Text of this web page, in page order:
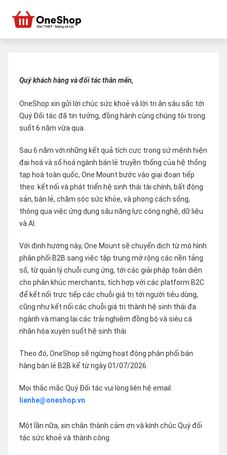
Quý khách hàng và đối tác thân mến,
OneShop xin gửi lời chúc sức khoẻ và lời tri ân sâu sắc tới
Quý Đối tác đã tin tưởng, đồng hành cùng chúng tôi trong
suốt 6 năm vừa qua.
Sau 6 năm với những kết quả tích cực trong sứ mệnh hiện
đại hoá và số hoá ngành bán lẻ truyền thống của hệ thống
tạp hoá toàn quốc, One Mount bước vào giai đoạn tiếp
theo: kết nối và phát triển hệ sinh thái tài chính, bất động
sản, bán lẻ, chăm sóc sức khỏe, và phong cách sống,
thông qua việc ứng dụng sâu năng lực công nghệ, dữ liệu
và AI.
Với định hướng này, One Mount sẽ chuyển dịch từ mô hình
phân phối B2B sang việc tập trung mở rộng các nền tảng
số, từ quản lý chuỗi cung ứng, tới các giải pháp toàn diện
cho phân khúc merchants, tích hợp với các platform B2C
để kết nối trực tiếp các chuỗi giá trị tới người tiêu dùng,
cũng như kết nối các chuỗi giá trị thành hệ sinh thái đa
ngành và mang lại các trải nghiệm đồng bộ và siêu cá
nhân hóa xuyên suốt hệ sinh thái
Theo đó, OneShop sẽ ngừng hoạt động phân phối bán
hàng bán lẻ B2B kể từ ngày 01/07/2026.
Mọi thắc mắc Quý Đối tác vui lòng liên hệ email:
lienhe@oneshop.vn
Một lần nữa, xin chân thành cảm ơn và kính chúc Quý đối
tác sức khoẻ và thành công.